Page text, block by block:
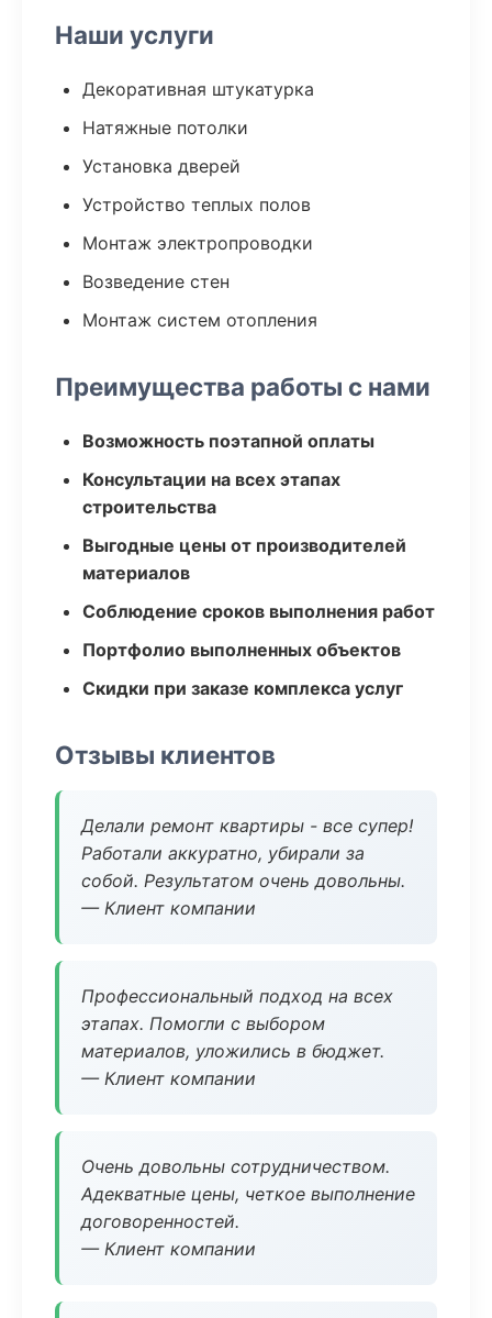
Наши услуги
Декоративная штукатурка
Натяжные потолки
Установка дверей
Устройство теплых полов
Монтаж электропроводки
Возведение стен
Монтаж систем отопления
Преимущества работы с нами
Возможность поэтапной оплаты
Консультации на всех этапах
строительства
Выгодные цены от производителей
материалов
Соблюдение сроков выполнения работ
Портфолио выполненных объектов
Скидки при заказе комплекса услуг
Отзывы клиентов
Делали ремонт квартиры - все супер!
Работали аккуратно, убирали за
собой. Результатом очень довольны.
— Клиент компании
Профессиональный подход на всех
этапах. Помогли с выбором
материалов, уложились в бюджет.
— Клиент компании
Очень довольны сотрудничеством.
Адекватные цены, четкое выполнение
договоренностей.
— Клиент компании